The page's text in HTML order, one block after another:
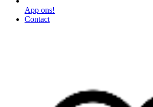
App ons!
Contact